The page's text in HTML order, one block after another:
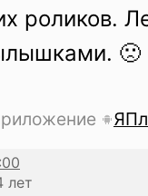
роликов.
🙁
лет